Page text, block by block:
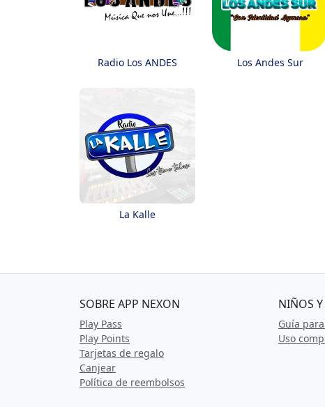
Radio Los ANDES Los Andes Sur
La Kalle
SOBRE APP NEXON
Play Pass
Play Points
Tarjetas de regalo
Canjear
Política de reembolsos
NIÑOS
Guía
Uso